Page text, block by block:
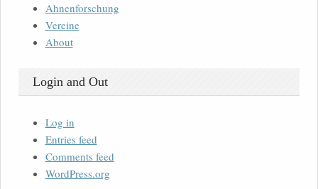
Ahnenforschung
Vereine
About
Login and Out
Log in
Entries feed
Comments feed
WordPress.org